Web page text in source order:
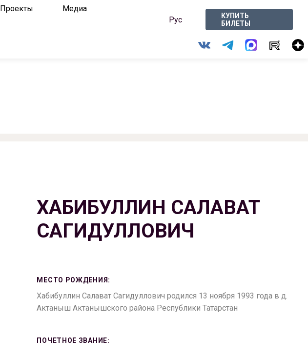
Проекты Медиа
Рус
КУПИТЬ
БИЛЕТЫ
ХАБИБУЛЛИН САЛАВАТ
САГИДУЛЛОВИЧ
МЕСТО РОЖДЕНИЯ:
Хабибуллин Салават Сагидуллович родился 13 ноября 1993 года в д.
Актаныш Актанышского района Республики Татарстан
ПОЧЕТНОЕ ЗВАНИЕ: